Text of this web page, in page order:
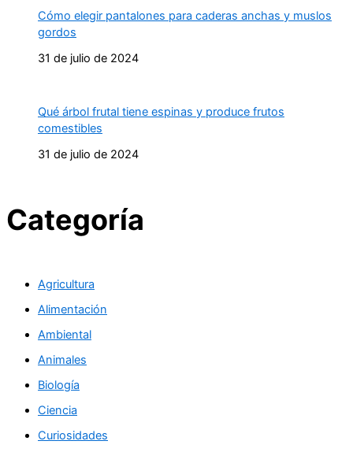
Cómo elegir pantalones para caderas anchas y muslos
gordos
31 de julio de 2024
Qué árbol frutal tiene espinas y produce frutos
comestibles
31 de julio de 2024
Categoría
Agricultura
Alimentación
Ambiental
Animales
Biología
Ciencia
Curiosidades